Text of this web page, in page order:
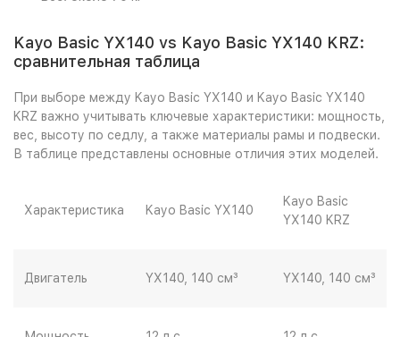
Kayo Basic YX140 vs Kayo Basic YX140 KRZ:
сравнительная таблица
При выборе между Kayo Basic YX140 и Kayo Basic YX140
KRZ важно учитывать ключевые характеристики: мощность,
вес, высоту по седлу, а также материалы рамы и подвески.
В таблице представлены основные отличия этих моделей.
Характеристика Kayo Basic YX140
Kayo Basic
YX140 KRZ
Двигатель YX140, 140 см³ YX140, 140 см³